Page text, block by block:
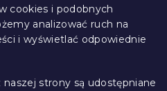
cookies i podobnych
analizować ruch na
i wyświetlać odpowiednie
strony są udostępniane
k
i
l
i
y